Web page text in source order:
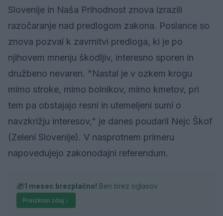
Slovenije in Naša Prihodnost znova izrazili
razočaranje nad predlogom zakona. Poslance so
znova pozval k zavrnitvi predloga, ki je po
njihovem mnenju škodljiv, interesno sporen in
družbeno nevaren. "Nastal je v ozkem krogu
mimo stroke, mimo bolnikov, mimo kmetov, pri
tem pa obstajajo resni in utemeljeni sumi o
navzkrižju interesov," je danes poudaril Nejc Škof
(Zeleni Slovenije). V nasprotnem primeru
napovedujejo zakonodajni referendum.
🎁1 mesec brezplačno! Beri brez oglasov
Preizkusi zdaj